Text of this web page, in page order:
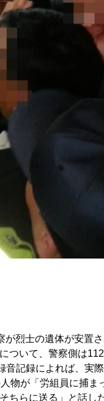
烈士の遺体が安置
ついて、警察側は
音記録によれば、実
物が「労組員に捕ま
ちらに送る」と話し